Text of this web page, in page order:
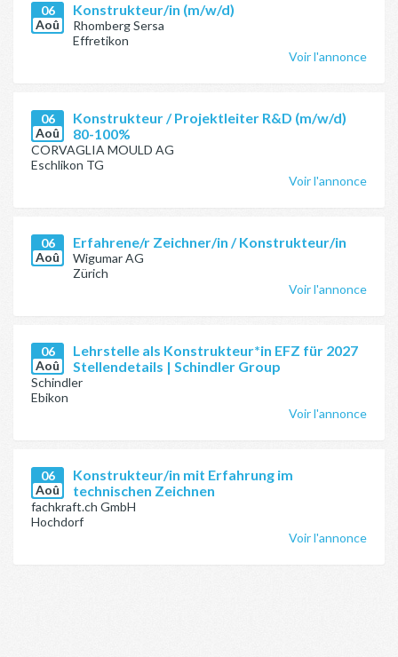
06
Aoû
Konstrukteur/in (m/w/d)
Rhomberg Sersa
Effretikon
Voir l'annonce
06
Aoû
Konstrukteur / Projektleiter R&D (m/w/d)
80-100%
CORVAGLIA MOULD AG
Eschlikon TG
Voir l'annonce
06
Aoû
Erfahrene/r Zeichner/in / Konstrukteur/in
Wigumar AG
Zürich
Voir l'annonce
06
Aoû
Lehrstelle als Konstrukteur*in EFZ für 2027
Stellendetails | Schindler Group
Schindler
Ebikon
Voir l'annonce
06
Aoû
Konstrukteur/in mit Erfahrung im
technischen Zeichnen
fachkraft.ch GmbH
Hochdorf
Voir l'annonce